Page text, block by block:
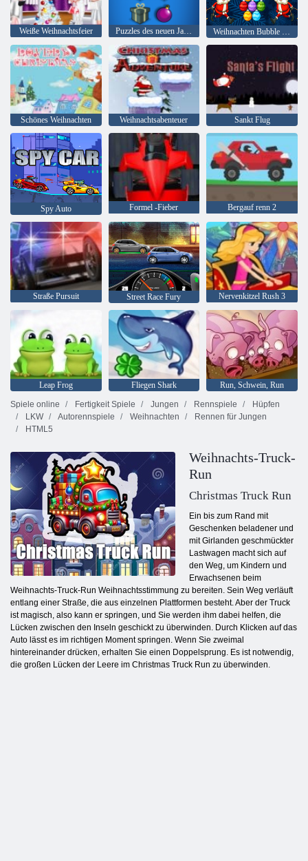
Weiße Weihnachtsfeier Puzzles des neuen Jahres Weihnachten Bubble Shooter
Schönes Weihnachten Weihnachtsabenteuer Sankt Flug
Spy Auto Formel -Fieber Bergauf renn 2
Straße Pursuit Street Race Fury Nervenkitzel Rush 3
Leap Frog Fliegen Shark
Run, Schwein, Run
Spiele online
Fertigkeit Spiele Jungen Rennspiele
Hüpfen
LKW
Autorennspiele Weihnachten
Rennen für Jungen
HTML5
Weihnachts-Truck-
Run
Christmas Truck Run
Ein bis zum Rand mit
Geschenken beladener und
mit Girlanden geschmückter
Lastwagen macht sich auf
den Weg, um Kindern und
Erwachsenen beim
Weihnachts-Truck-Run Weihnachtsstimmung zu bereiten. Sein Weg verläuft
entlang einer Straße, die aus einzelnen Plattformen besteht. Aber der Truck
ist magisch, also kann er springen, und Sie werden ihm dabei helfen, die
Lücken zwischen den Inseln geschickt zu überwinden. Durch Klicken auf das
Auto lässt es im richtigen Moment springen. Wenn Sie zweimal
hintereinander drücken, erhalten Sie einen Doppelsprung. Es ist notwendig,
die großen Lücken der Leere im Christmas Truck Run zu überwinden.